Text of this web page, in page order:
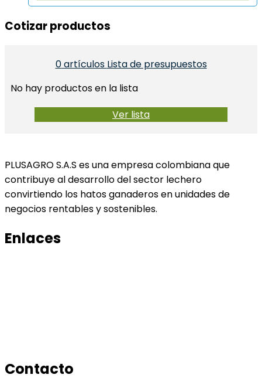
Cotizar productos​
0artículos Lista de presupuestos
No hay productos en la lista
Ver lista
PLUSAGRO S.A.S es una empresa colombiana que
contribuye al desarrollo del sector lechero
convirtiendo los hatos ganaderos en unidades de
negocios rentables y sostenibles.
Enlaces
Contacto